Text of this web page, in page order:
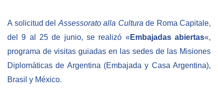
A solicitud del Assessorato alla Cultura de Roma Capitale,
del 9 al 25 de junio, se realizó « Embajadas abiertas«,
programa de visitas guiadas en las sedes de las Misiones
Diplomáticas de Argentina (Embajada y Casa Argentina),
Brasil y México.